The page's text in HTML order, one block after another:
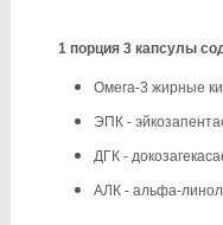
1 порция 3 капсулы
Омега-3 жирные
ЭПК -
ДГК -
АЛК - альфа-